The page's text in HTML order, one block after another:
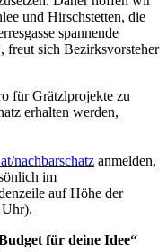
und Hirschstetten, die
spannende
freut sich Bezirksvorsteher
für Grätzlprojekte zu
erhalten werden,
nachbarschatz anmelden,
im
auf Höhe der
für deine Idee“